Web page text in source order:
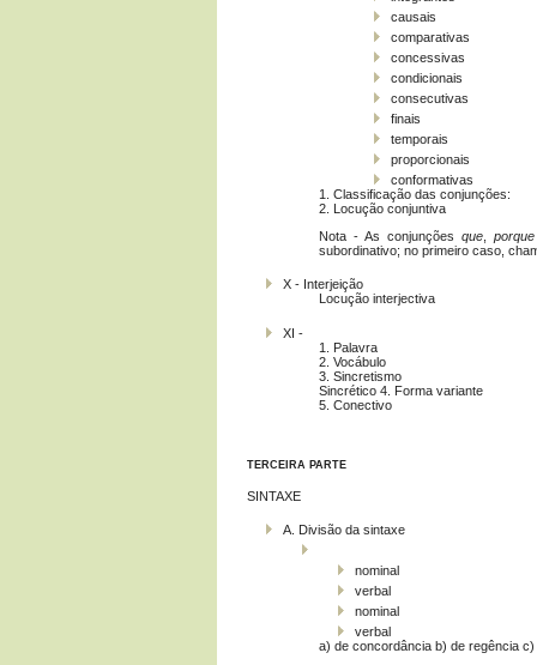
causais
comparativas
concessivas
condicionais
consecutivas
finais
temporais
proporcionais
conformativas
1. Classificação das conjunções:
2. Locução conjuntiva
Nota - As conjunções que, porque
subordinativo; no primeiro caso,
X ­- Interjeição
Locução interjectiva
XI ­-
1. Palavra
2. Vocábulo
3. Sincretismo
Sincrético 4. Forma variante
5. Conectivo
TERCEIRA PARTE
SINTAXE
A. Divisão da sintaxe
nominal
verbal
nominal
verbal
a) de concordância b) de regência